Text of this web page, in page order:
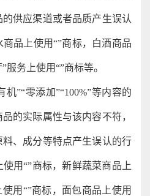
供应渠道或者品质产生误认
品上使用“”商标，白酒商品
”服务上使用“”商标等。
机”“零添加”“100%”等内容的
的实际属性与该内容不符，
、成分等特点产生误认的行
用“”商标，新鲜蔬菜商品上
用“”商标，面包商品上使用